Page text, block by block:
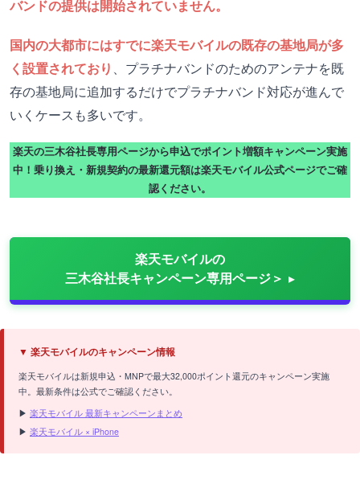
バンドの提供は開始されていません。
国内の大都市にはすでに楽天モバイルの既存の基地局が多
く設置されており 、プラチナバンドのためのアンテナを既
存の基地局に追加するだけでプラチナバンド対応が進んで
いくケースも多いです。
楽天の三木谷社長専用ページから申込でポイント増額キャンペーン実施
中！乗り換え・新規契約の最新還元額は楽天モバイル公式ページでご確
認ください。
楽天モバイルの
三木谷社長キャンペーン専用ページ＞
▼ 楽天モバイルのキャンペーン情報
楽天モバイルは新規申込・MNPで最大32,000ポイント還元のキャンペーン実施
中。最新条件は公式でご確認ください。
▶ 楽天モバイル 最新キャンペーンまとめ
▶ 楽天モバイル × iPhone